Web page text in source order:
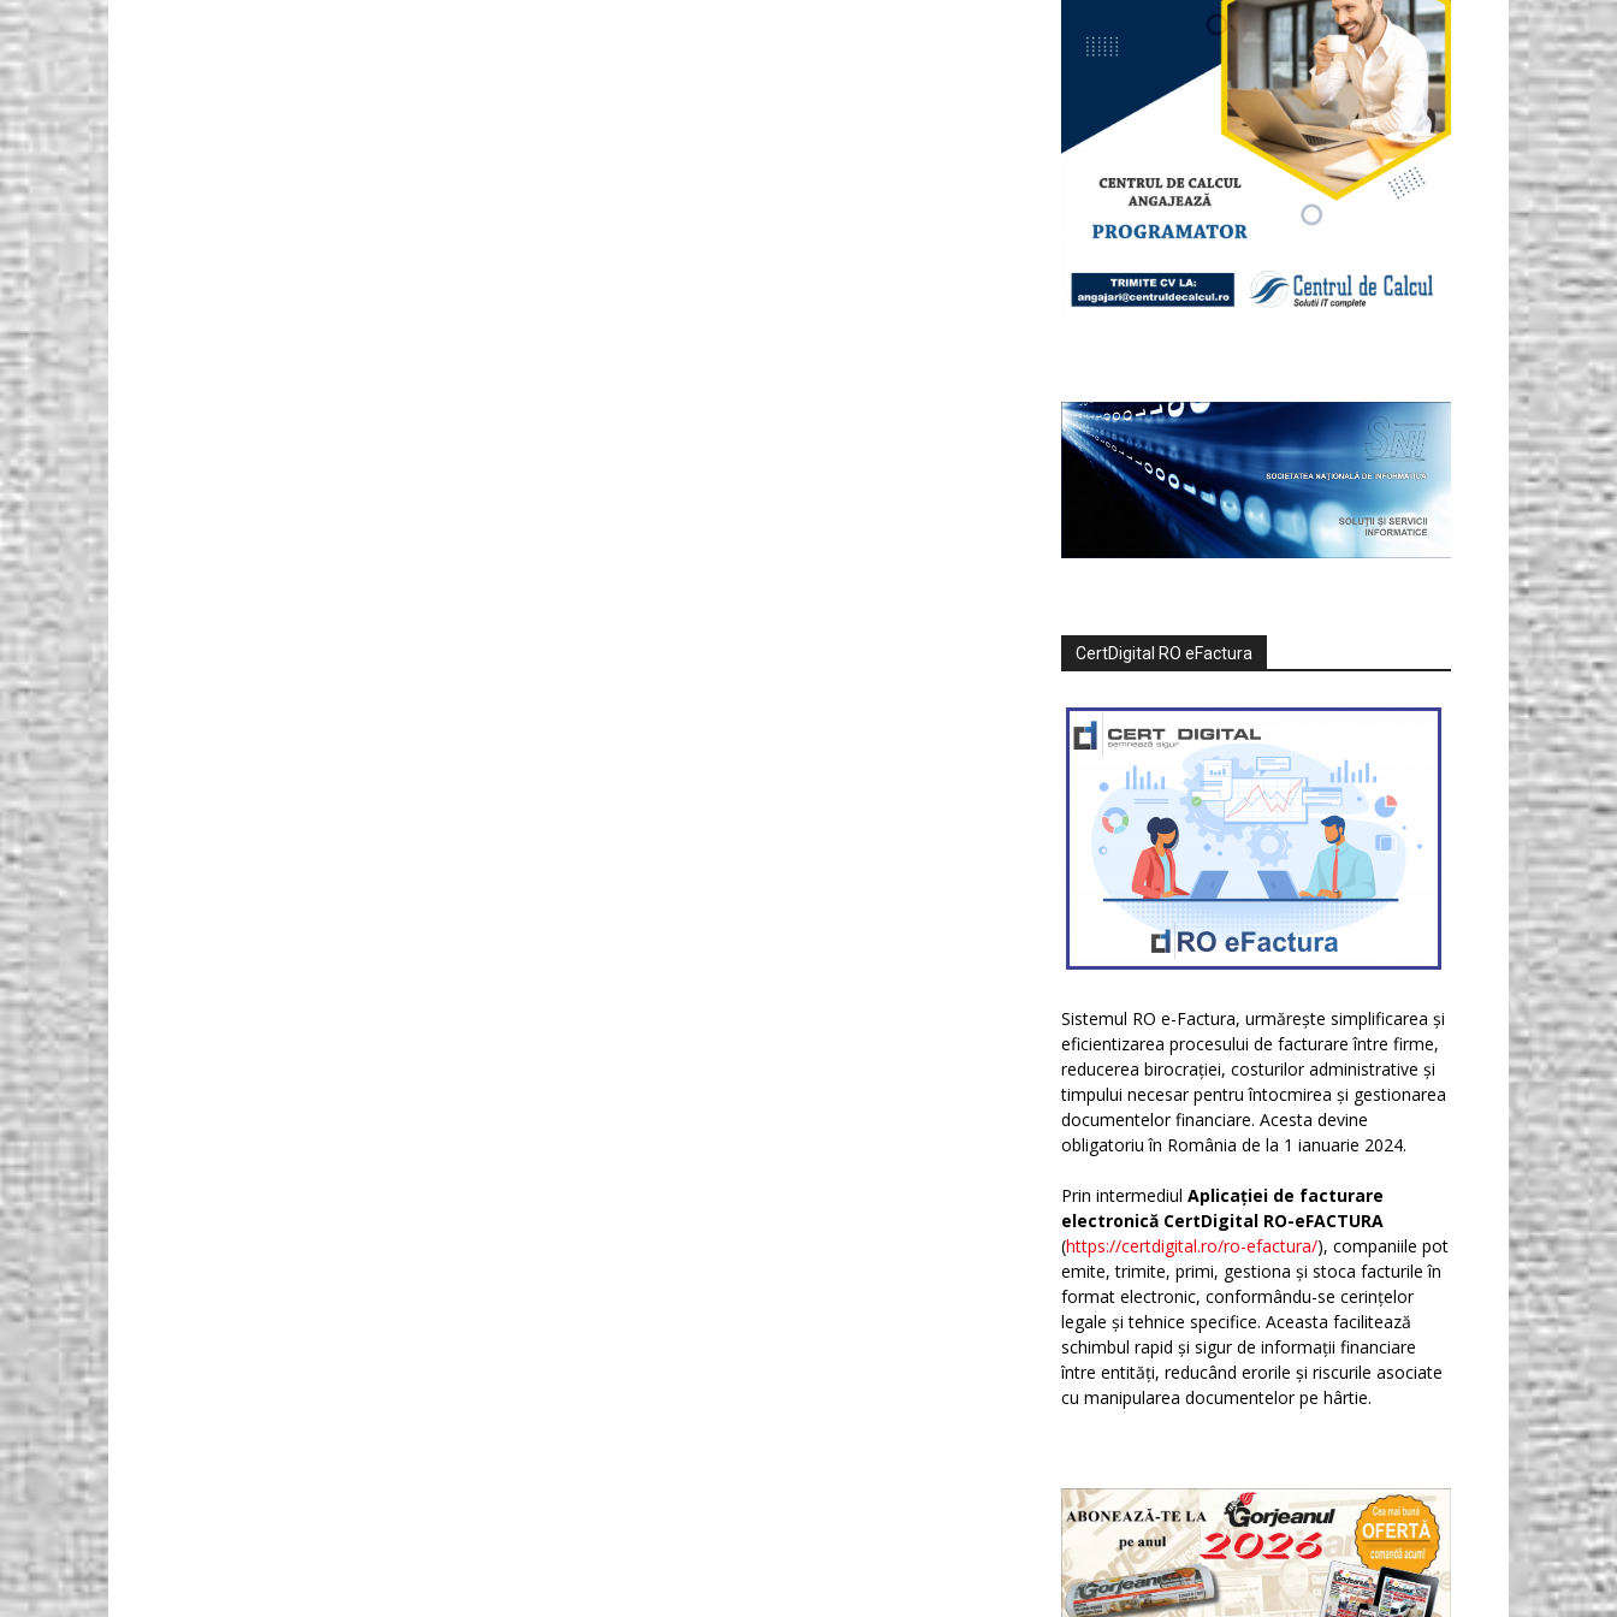
CertDigital RO eFactura
Sistemul RO e-Factura, urmărește simplificarea și
eficientizarea procesului de facturare între firme,
reducerea birocrației, costurilor administrative și
timpului necesar pentru întocmirea și gestionarea
documentelor financiare. Acesta devine
obligatoriu în România de la 1 ianuarie 2024.
Prin intermediul Aplicației de facturare
electronică CertDigital RO-eFACTURA
(https://certdigital.ro/ro-efactura/), companiile pot
emite, trimite, primi, gestiona și stoca facturile în
format electronic, conformându-se cerințelor
legale și tehnice specifice. Aceasta facilitează
schimbul rapid și sigur de informații financiare
între entități, reducând erorile și riscurile asociate
cu manipularea documentelor pe hârtie.